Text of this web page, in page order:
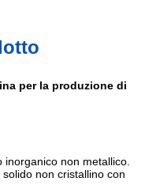
per la produzione di
non metallico.
non cristallino con